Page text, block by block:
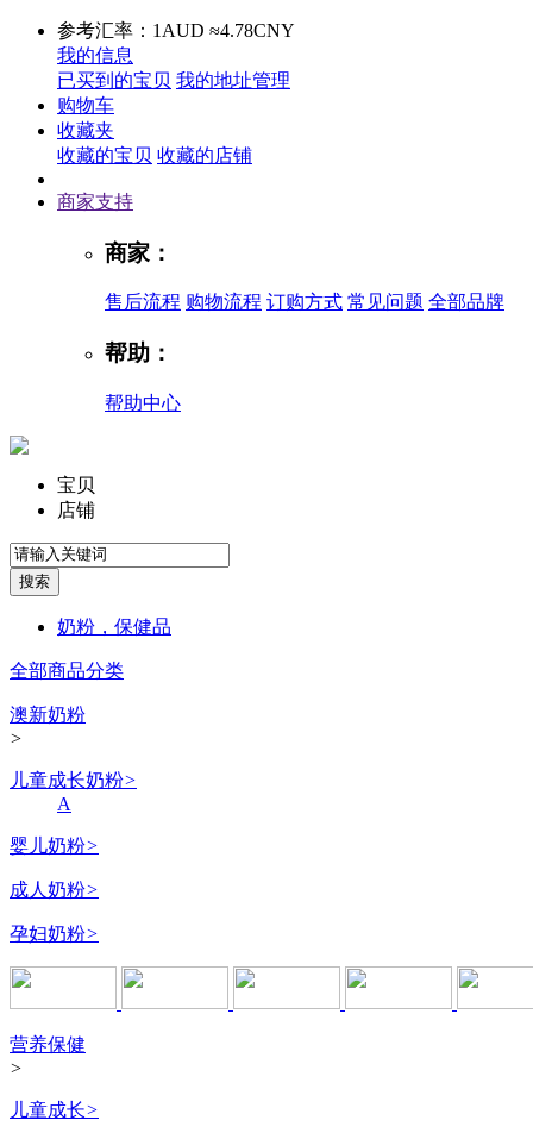
参考汇率：1AUD ≈4.78CNY
我的信息
已买到的宝贝 我的地址管理
购物车
收藏夹
收藏的宝贝 收藏的店铺
商家支持
商家：
售后流程 购物流程 订购方式 常见问题 全部品牌
帮助：
帮助中心
宝贝
店铺
奶粉，保健品
全部商品分类
澳新奶粉
>
儿童成长奶粉>
A
婴儿奶粉>
成人奶粉>
孕妇奶粉>
营养保健
>
儿童成长>